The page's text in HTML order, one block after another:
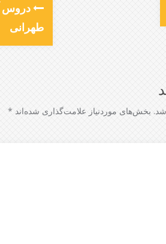
دروس
طهرانی
بخش‌های موردنیاز علامت‌گذاری شده‌اند *